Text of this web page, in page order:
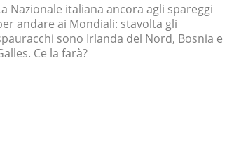
Nazionale italiana ancora agli spareggi
andare ai Mondiali: stavolta gli
sono Irlanda del Nord, Bosnia e
Ce la farà?